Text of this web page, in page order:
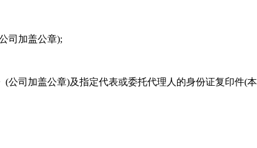
司加盖公章);
加盖公章)及指定代表或委托代理人的身份证复印件(本